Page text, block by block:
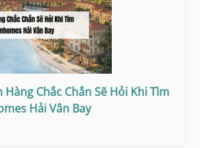
Hàng Chắc Chắn Sẽ Hỏi Khi Tìm
Hải Vân Bay